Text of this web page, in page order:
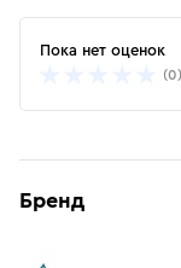
Пока нет оценок
(0)
Бренд